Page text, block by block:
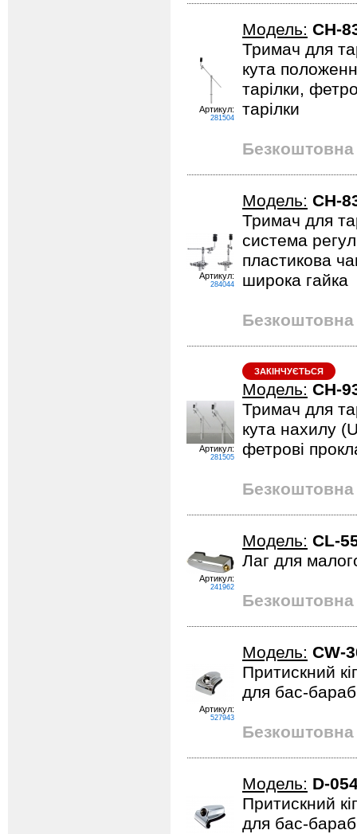
Артикул:
281504
Модель: CH-
Тримач для
кута
тарілки,
тарілки
Безкоштовна
Артикул:
284044
Модель: CH-
Тримач для
система
пластикова
широка гайка
Безкоштовна
Артикул:
281505
ЗАКІНЧУЄТЬСЯ
Модель: CH-
Тримач для
кута нахилу
фетрові
Безкоштовна
Артикул:
241962
Модель: CL-
Лаг для
Безкоштовна
Артикул:
527943
Модель: CW-
Притискний
для бас-
Безкоштовна
Модель: D-
Притискний
для бас-